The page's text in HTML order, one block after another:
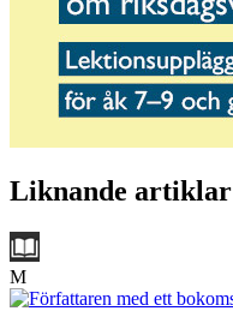
Liknande artiklar
M